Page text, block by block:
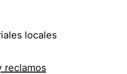
locales
reclamos